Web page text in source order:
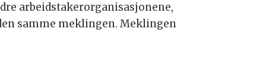
arbeidstakerorganisasjonene,
samme meklingen. Meklingen